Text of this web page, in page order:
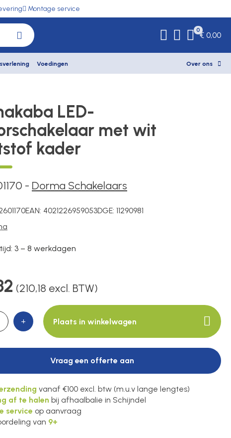
Montage service
0
€ 0,00
Voedingen Over ons
LED-
met wit
kader
- Dorma Schakelaars
EAN: 4021226959053DGE: 11290981
3 – 8 werkdagen
(210,18 excl. BTW)
+ Plaats in winkelwagen
Vraag een offerte aan
vanaf €100 excl. btw (m.u.v lange lengtes)
af te halen bij afhaalbalie in Schijndel
service op aanvraag
van 9+